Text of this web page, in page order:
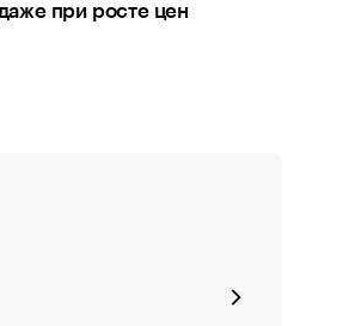
при росте цен